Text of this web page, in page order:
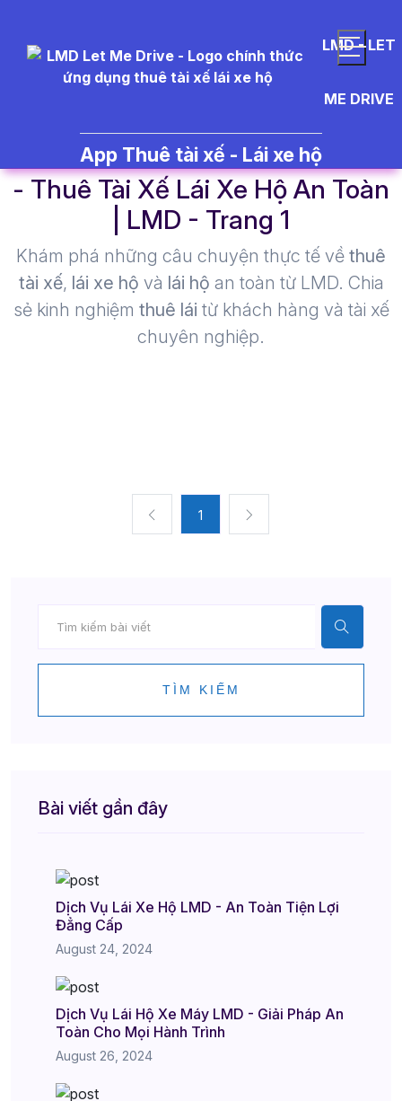
LMD - LET
ME DRIVE
App Thuê tài xế - Lái xe hộ
- Thuê Tài Xế Lái Xe Hộ An Toàn
| LMD - Trang 1​
Khám phá những câu chuyện thực tế về thuê
tài xế, lái xe hộ và lái hộ an toàn từ LMD. Chia
sẻ kinh nghiệm thuê lái từ khách hàng và tài xế
chuyên nghiệp.
1
TÌM KIẾM
Bài viết gần đây
Dịch Vụ Lái Xe Hộ LMD - An Toàn Tiện Lợi
Đẳng Cấp
August 24, 2024
Dịch Vụ Lái Hộ Xe Máy LMD - Giải Pháp An
Toàn Cho Mọi Hành Trình
August 26, 2024